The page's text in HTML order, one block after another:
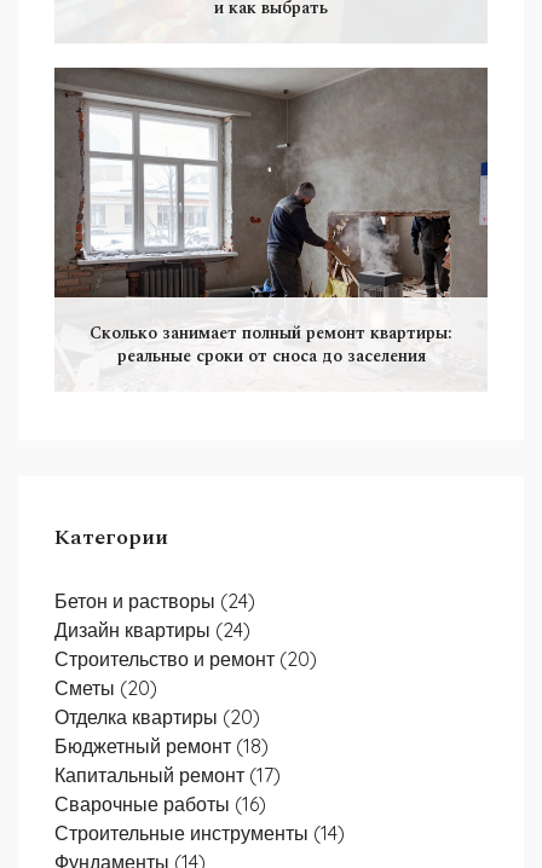
и как выбрать
Сколько занимает полный ремонт квартиры:
реальные сроки от сноса до заселения
Категории
Бетон и растворы (24)
Дизайн квартиры (24)
Строительство и ремонт (20)
Сметы (20)
Отделка квартиры (20)
Бюджетный ремонт (18)
Капитальный ремонт (17)
Сварочные работы (16)
Строительные инструменты (14)
Фундаменты (14)